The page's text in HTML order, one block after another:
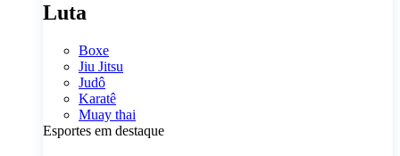
Luta
Boxe
Jiu Jitsu
Judô
Karatê
Muay thai
Esportes em destaque